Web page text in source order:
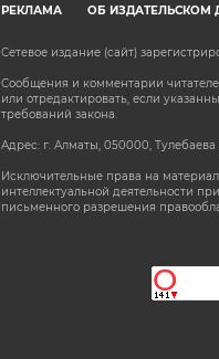
РЕКЛАМА ОБ ИЗДАТЕЛЬСКОМ
Сетевое издание (сайт)
Сообщения и комментарии
или отредактировать, если
требований закона.
Адрес: г. Алматы, 050000, Тулебаева
Исключительные права на
интеллектуальной деятельности
письменного разрешения